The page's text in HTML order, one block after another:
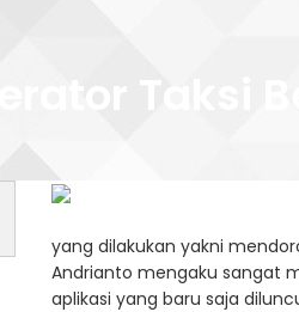
Taksi
yang dilakukan yakni
Andrianto mengaku sangat
aplikasi yang baru saja